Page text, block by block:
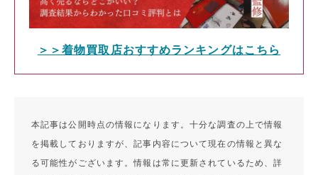
＞＞着物買取店おすすめランキングはこちら
本記事は公開時点の情報になります。十分な調査の上で情報
を掲載しておりますが、記事内容について現在の情報と異な
る可能性がございます。情報は常に更新されているため、詳